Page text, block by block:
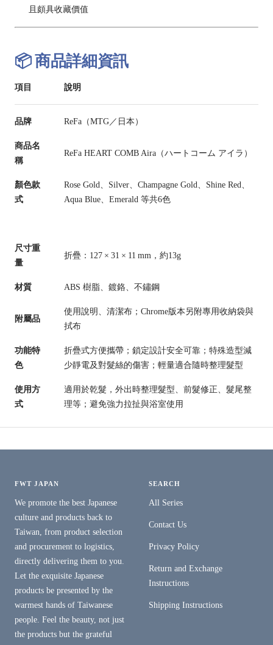
且頗具收藏價值
📦 商品詳細資訊
項目 說明
品牌 ReFa（MTG／日本）
商品名
稱
ReFa HEART COMB Aira（ハートコーム アイラ）
顏色款
式
Rose Gold、Silver、Champagne Gold、Shine Red、
Aqua Blue、Emerald 等共6色
尺寸重
量
折疊：127 × 31 × 11 mm，約13g
材質 ABS 樹脂、鍍鉻、不鏽鋼
附屬品
使用說明、清潔布；Chrome版本另附專用收納袋與
拭布
功能特
色
折疊式方便攜帶；鎖定設計安全可靠；特殊造型減
少靜電及對髮絲的傷害；輕量適合隨時整理髮型
使用方
式
適用於乾髮，外出時整理髮型、前髮修正、髮尾整
理等；避免強力拉扯與浴室使用
FWT JAPAN
We promote the best Japanese
culture and products back to
Taiwan, from product selection
and procurement to logistics,
directly delivering them to you.
Let the exquisite Japanese
products be presented by the
warmest hands of Taiwanese
people. Feel the beauty, not just
the products but the grateful
SEARCH
All Series
Contact Us
Privacy Policy
Return and Exchange
Instructions
Shipping Instructions